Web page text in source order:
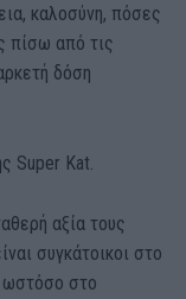
καλοσύνη, πόσες
πίσω από τις
δόση
Super Kat.
αξία τους
συγκάτοικοι στο
ωστόσο στο